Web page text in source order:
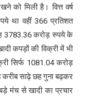
को मिली है। वित्त वर्ष
था वहीं 366 प्रतिशत
3783.36 करोड़ रुपये के
कपड़ों की विक्री में भी
सिर्फ 1081.04 करोड़
करीब साढ़े छह गुना बढ़कर
मंच से खादी का प्रचार